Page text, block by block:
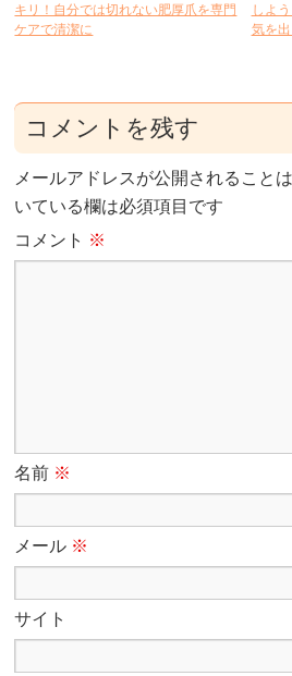
キリ！自分では切れない肥厚爪を専門
ケアで清潔に
しよ
気を
コメントを残す
メールアドレスが公開されること
いている欄は必須項目です
コメント ※
名前 ※
メール ※
サイト